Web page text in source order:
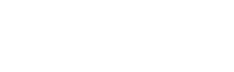
クタクタ